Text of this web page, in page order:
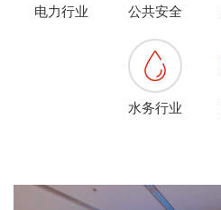
电力行业 公共安全
水务行业